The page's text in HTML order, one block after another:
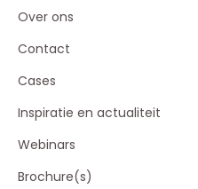
Over ons
Contact
Cases
Inspiratie en actualiteit
Webinars
Brochure(s)